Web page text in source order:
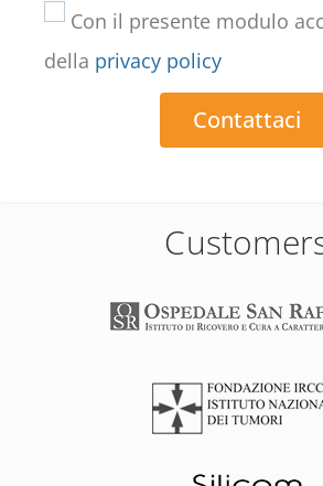
Con il presente modulo
della privacy policy
Contattaci